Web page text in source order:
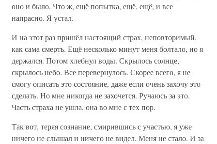
оно и было. Что ж, ещё попытка, ещё, ещё, и все
напрасно. Я устал.
И на этот раз пришёл настоящий страх, неповторимый,
как сама смерть. Ещё несколько минут меня болтало, но я
держался. Потом хлебнул воды. Скрылось солнце,
скрылось небо. Все перевернулось. Скорее всего, я не
смогу описать это состояние, даже если очень захочу это
сделать. Но мне никогда не захочется. Ручаюсь за это.
Часть страха не ушла, она во мне с тех пор.
Так вот, теряя сознание, смирившись с участью, я уже
ничего не слышал и ничего не видел. Меня не стало. И за